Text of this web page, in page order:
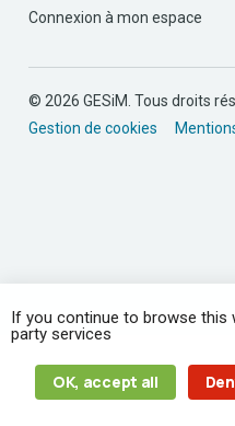
Connexion à mon espace
© 2026 GESiM. Tous droits
Gestion de cookies
If you continue to browse this
party services
OK, accept all